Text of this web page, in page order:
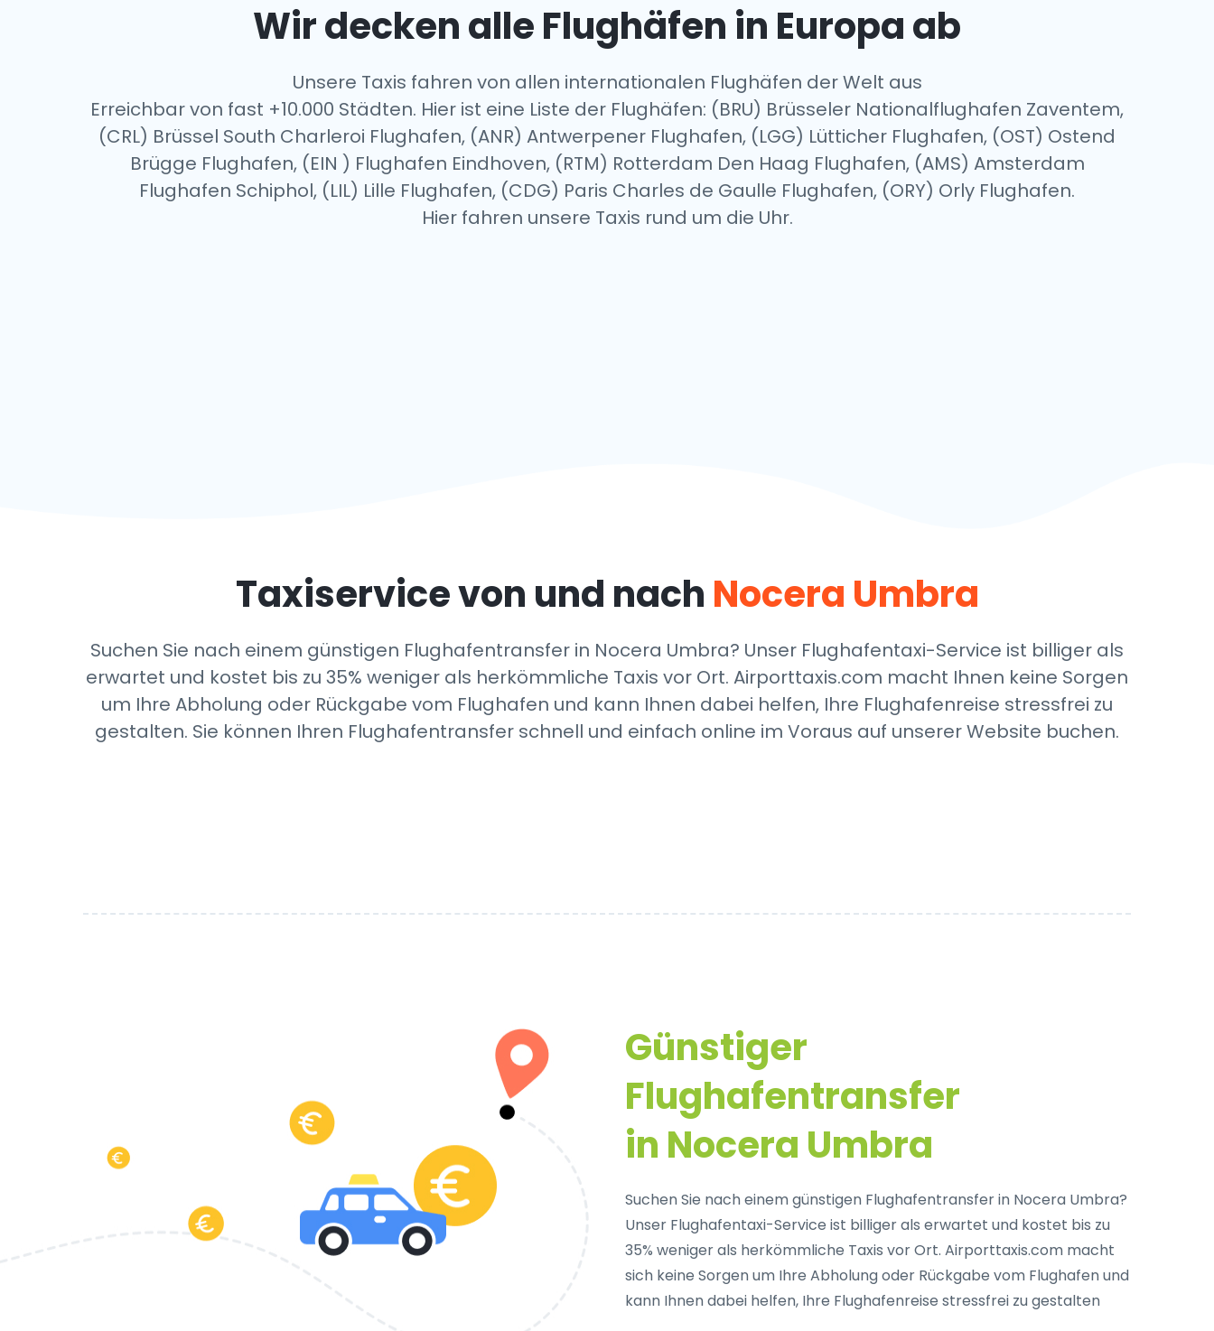
Wir decken alle Flughäfen in Europa ab
Unsere Taxis fahren von allen internationalen Flughäfen der Welt aus
Erreichbar von fast +10.000 Städten. Hier ist eine Liste der Flughäfen: (BRU) Brüsseler Nationalflughafen Zaventem,
(CRL) Brüssel South Charleroi Flughafen, (ANR) Antwerpener Flughafen, (LGG) Lütticher Flughafen, (OST) Ostend
Brügge Flughafen, (EIN ) Flughafen Eindhoven, (RTM) Rotterdam Den Haag Flughafen, (AMS) Amsterdam
Flughafen Schiphol, (LIL) Lille Flughafen, (CDG) Paris Charles de Gaulle Flughafen, (ORY) Orly Flughafen.
Hier fahren unsere Taxis rund um die Uhr.
Taxiservice von und nach Nocera Umbra
Suchen Sie nach einem günstigen Flughafentransfer in Nocera Umbra? Unser Flughafentaxi-Service ist billiger als
erwartet und kostet bis zu 35% weniger als herkömmliche Taxis vor Ort. Airporttaxis.com macht Ihnen keine Sorgen
um Ihre Abholung oder Rückgabe vom Flughafen und kann Ihnen dabei helfen, Ihre Flughafenreise stressfrei zu
gestalten. Sie können Ihren Flughafentransfer schnell und einfach online im Voraus auf unserer Website buchen.
Günstiger
Flughafentransfer
in Nocera Umbra
Suchen Sie nach einem günstigen Flughafentransfer in Nocera Umbra?
Unser Flughafentaxi-Service ist billiger als erwartet und kostet bis zu
35% weniger als herkömmliche Taxis vor Ort. Airporttaxis.com macht
sich keine Sorgen um Ihre Abholung oder Rückgabe vom Flughafen und
kann Ihnen dabei helfen, Ihre Flughafenreise stressfrei zu gestalten